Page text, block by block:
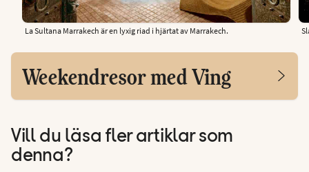
La Sultana Marrakech är en lyxig riad i hjärtat av Marrakech.
Weekendresor med Ving
Vill du läsa fler artiklar som
denna?